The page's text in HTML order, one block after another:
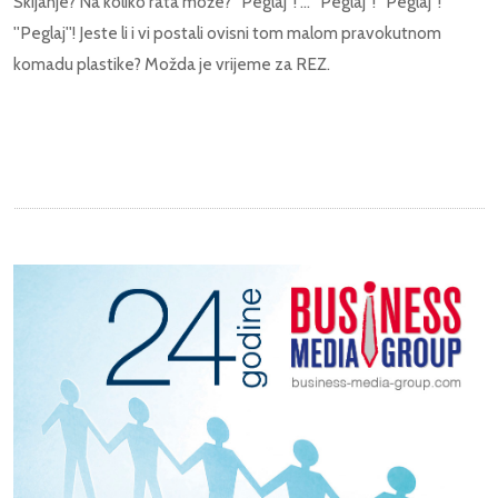
''Peglaj''! Jeste li i vi postali ovisni tom malom pravokutnom
komadu plastike? Možda je vrijeme za REZ.